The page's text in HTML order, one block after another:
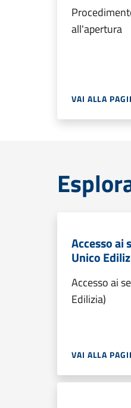
all'apertura
VAI ALLA
Accesso ai
Unico
Accesso ai
Edilizia)
VAI ALLA